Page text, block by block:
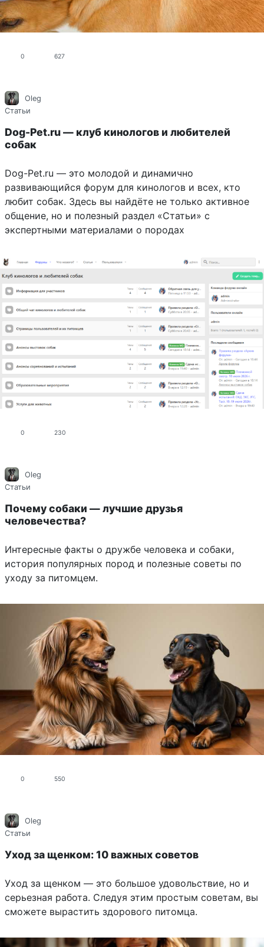
0 627
Oleg
Статьи
Dog-Pet.ru — клуб кинологов и любителей
собак
Dog-Pet.ru — это молодой и динамично
развивающийся форум для кинологов и всех, кто
любит собак. Здесь вы найдёте не только активное
общение, но и полезный раздел «Статьи» с
экспертными материалами о породах
0 230
Oleg
Статьи
Почему собаки — лучшие друзья
человечества?
Интересные факты о дружбе человека и собаки,
история популярных пород и полезные советы по
уходу за питомцем.
0 550
Oleg
Статьи
Уход за щенком: 10 важных советов
Уход за щенком — это большое удовольствие, но и
серьезная работа. Следуя этим простым советам, вы
сможете вырастить здорового питомца.